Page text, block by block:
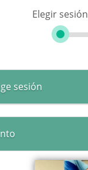
Elegir sesión
sesión